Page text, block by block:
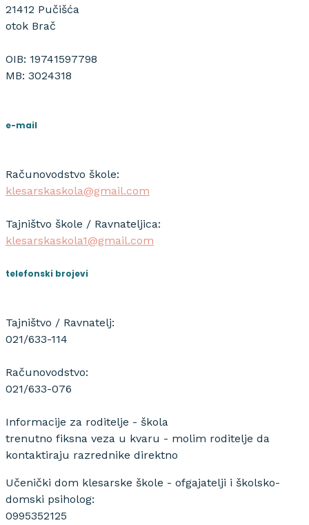
21412 Pučišća
otok Brač
OIB: 19741597798
MB: 3024318
e-mail
Računovodstvo škole:
klesarskaskola@gmail.com
Tajništvo škole / Ravnateljica:
klesarskaskola1@gmail.com
telefonski brojevi
Tajništvo / Ravnatelj:
021/633-114
Računovodstvo:
021/633-076
Informacije za roditelje - škola
trenutno fiksna veza u kvaru - molim roditelje da
kontaktiraju razrednike direktno
Učenički dom klesarske škole - ofgajatelji i školsko-
domski psiholog:
0995352125